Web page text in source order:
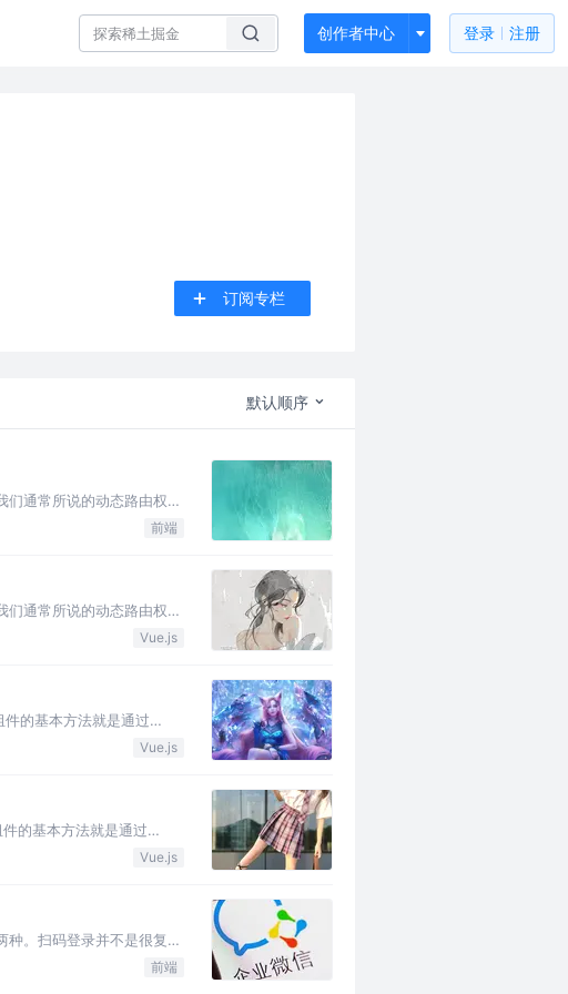
创作者中心 登录 注册
订阅专栏
默认顺序
们通常所说的动态路由权
前端
们通常所说的动态路由权
Vue.js
的基本方法就是通过
Vue.js
的基本方法就是通过
Vue.js
种。扫码登录并不是很复
前端